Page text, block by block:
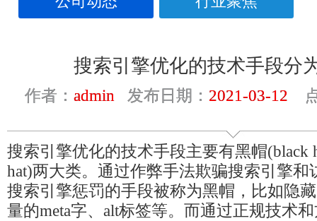
搜索引擎优化的技术手段分
作者： admin发布日期： 2021-03-12
搜索引擎优化的技术手段主要有黑帽(black
hat)两大类。通过作弊手法欺骗搜索引擎和
搜索引擎惩罚的手段被称为黑帽，比如隐
量的meta字、alt标签等。而通过正规技术